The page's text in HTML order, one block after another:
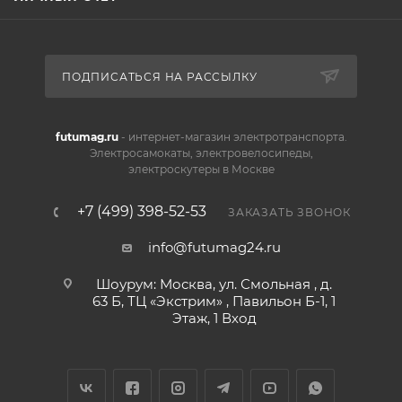
ПОДПИСАТЬСЯ НА РАССЫЛКУ
futumag.ru- интернет-магазин электротранспорта.
Электросамокаты, электровелосипеды,
электроскутеры в Москве
+7 (499) 398-52-53 ЗАКАЗАТЬ ЗВОНОК
info@futumag24.ru
Шоурум: Москва, ул. Смольная , д.
63 Б, ТЦ «Экстрим» , Павильон Б-1, 1
Этаж, 1 Вход